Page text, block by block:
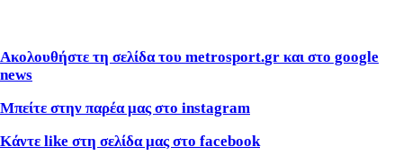
Ακολουθήστε τη σελίδα του metrosport.gr και στο google
news
Μπείτε στην παρέα μας στο instagram
Κάντε like στη σελίδα μας στο facebook